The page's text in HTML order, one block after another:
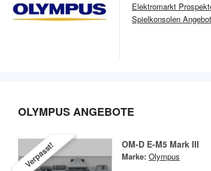
Elektromarkt
Spielkonsolen
OLYMPUS ANGEBOTE
Verpasst! OM-D E-M5 Mark III
Marke: Olympus